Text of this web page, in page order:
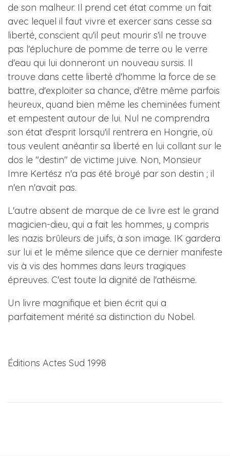
de son malheur. Il prend cet état comme un fait
avec lequel il faut vivre et exercer sans cesse sa
liberté, conscient qu'il peut mourir s'il ne trouve
pas l'épluchure de pomme de terre ou le verre
d'eau qui lui donneront un nouveau sursis. Il
trouve dans cette liberté d'homme la force de se
battre, d'exploiter sa chance, d'être même parfois
heureux, quand bien même les cheminées fument
et empestent autour de lui. Nul ne comprendra
son état d'esprit lorsqu'il rentrera en Hongrie, où
tous veulent anéantir sa liberté en lui collant sur le
dos le "destin" de victime juive. Non, Monsieur
Imre Kertész n'a pas été broyé par son destin ; il
n'en n'avait pas.
L'autre absent de marque de ce livre est le grand
magicien-dieu, qui a fait les hommes, y compris
les nazis brûleurs de juifs, à son image. IK gardera
sur lui et le même silence que ce dernier manifeste
vis à vis des hommes dans leurs tragiques
épreuves. C'est toute la dignité de l'athéisme.
Un livre magnifique et bien écrit qui a
parfaitement mérité sa distinction du Nobel.
Éditions Actes Sud 1998